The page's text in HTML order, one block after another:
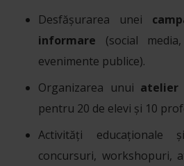
Desfășurarea unei
informare (social
evenimente publice).
Organizarea unui atelier
pentru 20 de elevi și 10
Activități educaționale
concursuri, workshopuri,